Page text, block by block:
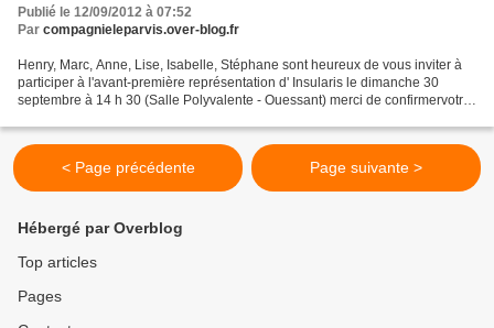
Publié le 12/09/2012 à 07:52
Par compagnieleparvis.over-blog.fr
Henry, Marc, Anne, Lise, Isabelle, Stéphane sont heureux de vous inviter à
participer à l'avant-première représentation d' Insularis le dimanche 30
septembre à 14 h 30 (Salle Polyvalente - Ouessant) merci de confirmervotre
< Page précédente Page suivante >
Hébergé par Overblog
Top articles
Pages